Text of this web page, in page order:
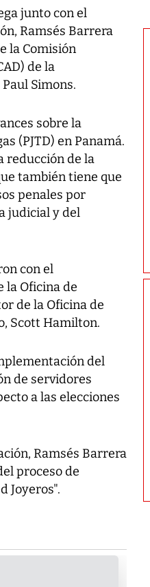
junto con el
Ramsés Barrera
la Comisión
de la
Simons.
sobre la
(PJTD) en Panamá.
reducción de la
también tiene que
penales por
judicial y del
con el
la Oficina de
de la Oficina de
Scott Hamilton.
del
de servidores
a las elecciones
Ramsés Barrera
proceso de
Joyeros".